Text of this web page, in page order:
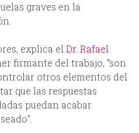
graves en la
explica elDr. Rafael
firmante del trabajo, “son
otros elementos del
que las respuestas
puedan acabar